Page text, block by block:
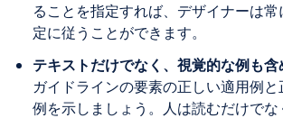
ることを指定すれば、デザイナーは
定に従うことができます。
テキストだけでなく、視覚的な例も含
ガイドラインの要素の正しい適用例
例を示しましょう。人は読むだけで